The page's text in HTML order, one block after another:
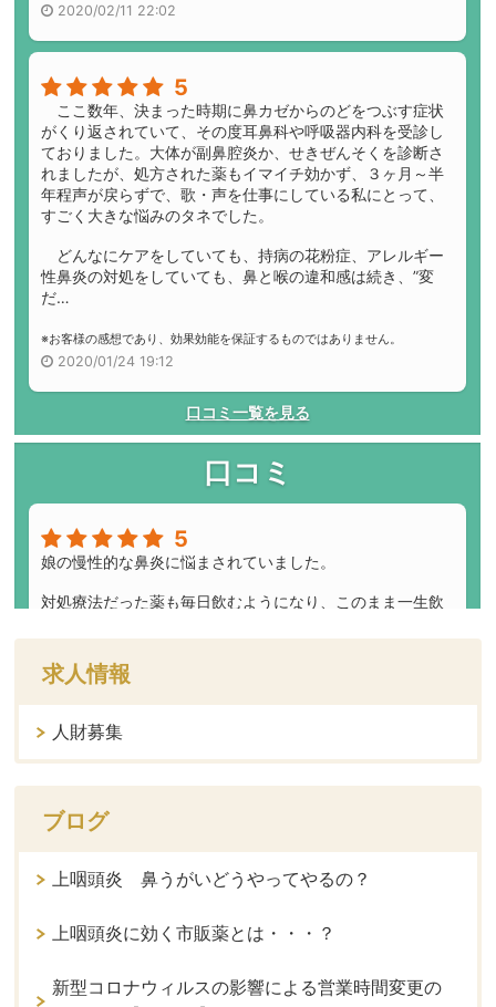
求人情報
人財募集
ブログ
上咽頭炎 鼻うがいどうやってやるの？
上咽頭炎に効く市販薬とは・・・？
新型コロナウィルスの影響による営業時間変更の